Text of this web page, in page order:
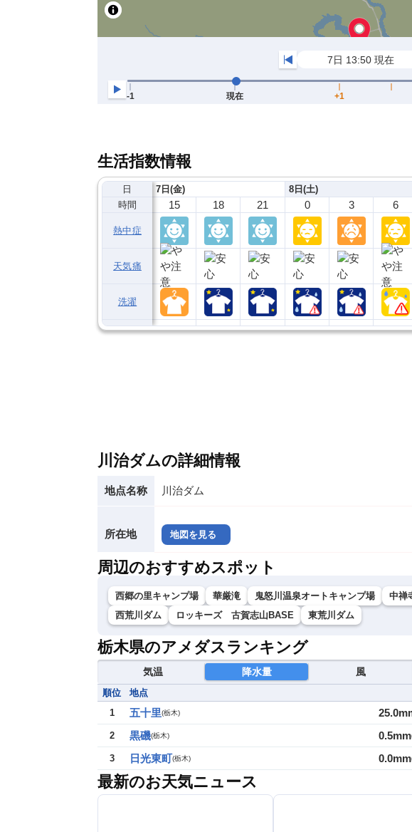
生活指数情報
日
時間
熱中症
天気痛
洗濯
7日(金)
15 18 21
8日(土)
0 3 6
川治ダムの詳細情報
地点名称 川治ダム
所在地 地図を見る
周辺のおすすめスポット
西郷の里キャンプ場 華厳滝 鬼怒川温泉オートキャンプ場 中禅
西荒川ダム
ロッキーズ 古賀志山BASE 東荒川ダム
栃木県のアメダスランキング
気温 降水量 風
順位 地点
1
五十里(栃木)
2 黒磯(栃木) 0.5mm
3 日光東町(栃木) 0.0mm
最新のお天気ニュース